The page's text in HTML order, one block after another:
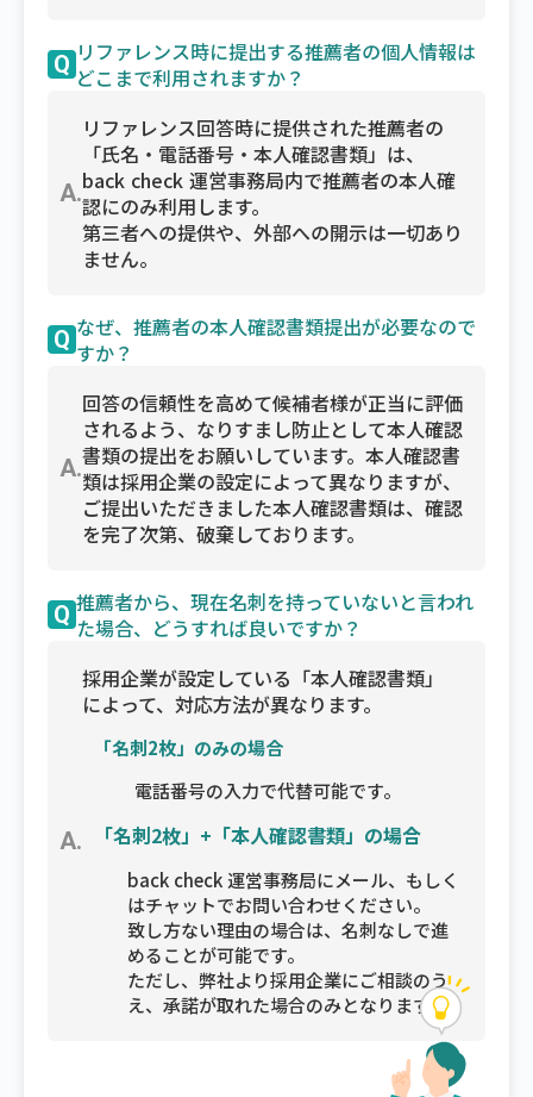
Q リファレンス時に提出する推薦者の個人情報は
どこまで利用されますか？
A.
リファレンス回答時に提供された推薦者の
「氏名・電話番号・本人確認書類」は、
back check 運営事務局内で推薦者の本人確
認にのみ利用します。
第三者への提供や、外部への開示は一切あり
ません。
Q なぜ、推薦者の本人確認書類提出が必要なので
すか？
A.
回答の信頼性を高めて候補者様が正当に評価
されるよう、なりすまし防止として本人確認
書類の提出をお願いしています。本人確認書
類は採用企業の設定によって異なりますが、
ご提出いただきました本人確認書類は、確認
を完了次第、破棄しております。
Q 推薦者から、現在名刺を持っていないと言われ
た場合、どうすれば良いですか？
A.
採用企業が設定している「本人確認書類」
によって、対応方法が異なります。
「名刺2枚」のみの場合
電話番号の入力で代替可能です。
「名刺2枚」+「本人確認書類」の場合
back check 運営事務局にメール、もしく
はチャットでお問い合わせください。
致し方ない理由の場合は、名刺なしで進
めることが可能です。
ただし、弊社より採用企業にご相談のう
え、承諾が取れた場合のみとなります。